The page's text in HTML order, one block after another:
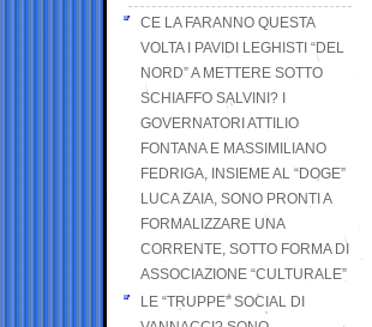
CE LA FARANNO QUESTA
VOLTA I PAVIDI LEGHISTI “DEL
NORD” A METTERE SOTTO
SCHIAFFO SALVINI? I
GOVERNATORI ATTILIO
FONTANA E MASSIMILIANO
FEDRIGA, INSIEME AL “DOGE”
LUCA ZAIA, SONO PRONTI A
FORMALIZZARE UNA
CORRENTE, SOTTO FORMA DI
ASSOCIAZIONE “CULTURALE”
LE “TRUPPE” SOCIAL DI